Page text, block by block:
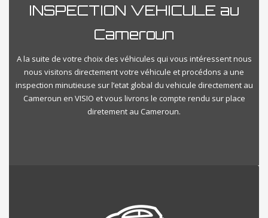
INSPECTION VEHICULE au
Cameroun
A la suite de votre choix des véhicules qui vous intéressent nous
nous visitons directement votre véhicule et procédons a une
inspection minutieuse sur l’etat global du vehicule directement au
Cameroun en VISIO et vous livrons le compte rendu sur place
diretement au Cameroun.